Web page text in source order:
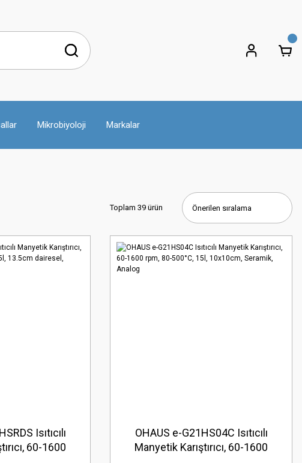
Mikrobiyoloji Markalar
Toplam 39 ürün
Isıtıcılı
60-1600
OHAUS e-G21HS04C Isıtıcılı
Manyetik Karıştırıcı, 60-1600